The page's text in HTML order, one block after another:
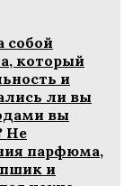
собой
который
и
ли вы
вы
Не
парфюма,
и